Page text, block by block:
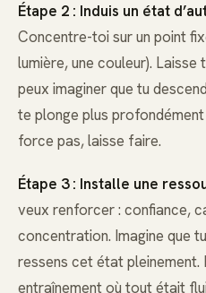
Étape 2 : Induis un état
Concentre-toi sur un point
lumière, une couleur).
peux imaginer que tu
te plonge plus
force pas, laisse faire.
Étape 3 : Installe une
veux renforcer : confiance,
concentration. Imagine que
ressens cet état pleinement.
entraînement où tout était